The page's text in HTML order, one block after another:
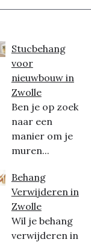
Stucbehang
voor
nieuwbouw in
Zwolle
Ben je op zoek
naar een
manier om je
muren...
Behang
Verwijderen in
Zwolle
Wil je behang
verwijderen in